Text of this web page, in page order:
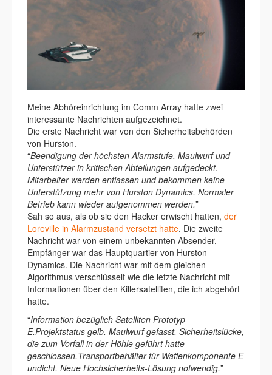
Meine Abhöreinrichtung im Comm Array hatte zwei
interessante Nachrichten aufgezeichnet.
Die erste Nachricht war von den Sicherheitsbehörden
von Hurston.
“Beendigung der höchsten Alarmstufe. Maulwurf und
Unterstützer in kritischen Abteilungen aufgedeckt.
Mitarbeiter werden entlassen und bekommen keine
Unterstützung mehr von Hurston Dynamics. Normaler
Betrieb kann wieder aufgenommen werden.”
Sah so aus, als ob sie den Hacker erwischt hatten, der
Loreville in Alarmzustand versetzt hatte. Die zweite
Nachricht war von einem unbekannten Absender,
Empfänger war das Hauptquartier von Hurston
Dynamics. Die Nachricht war mit dem gleichen
Algorithmus verschlüsselt wie die letzte Nachricht mit
Informationen über den Killersatelliten, die ich abgehört
hatte.
“Information bezüglich Satelliten Prototyp
E.Projektstatus gelb. Maulwurf gefasst. Sicherheitslücke,
die zum Vorfall in der Höhle geführt hatte
geschlossen.Transportbehälter für Waffenkomponente E
undicht. Neue Hochsicherheits-Lösung notwendig.”